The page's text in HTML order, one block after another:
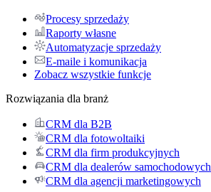
Procesy sprzedaży
Raporty własne
Automatyzacje sprzedaży
E-maile i komunikacja
Zobacz wszystkie funkcje
Rozwiązania dla branż
CRM dla B2B
CRM dla fotowoltaiki
CRM dla firm produkcyjnych
CRM dla dealerów samochodowych
CRM dla agencji marketingowych